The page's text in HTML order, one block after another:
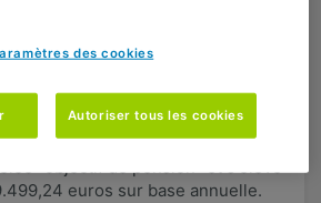
légale et de la pension
la pension légale
public. Cette pension légale
"objectif de pension" et s'élève
euros sur base annuelle.
des cookies
Autoriser tous les cookies